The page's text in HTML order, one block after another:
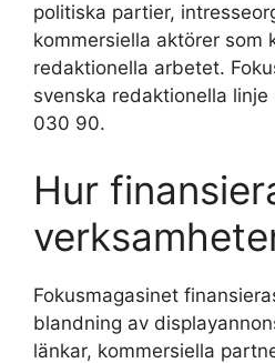
politiska partier,
kommersiella aktörer som
redaktionella arbetet.
svenska redaktionella
030 90.
Hur
Fokusmagasinet
blandning av
länkar, kommersiella